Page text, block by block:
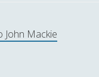
John Mackie